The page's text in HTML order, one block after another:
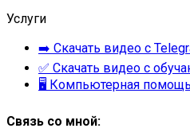
Услуги
➡️ Скачать видео с
✅ Скачать видео с
🖥 Компьютерная
Связь со мной: